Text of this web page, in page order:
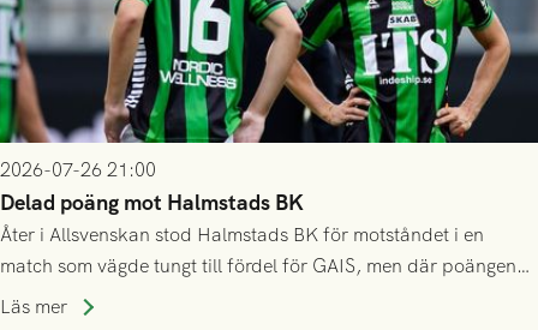
2026-07-26 21:00
Delad poäng mot Halmstads BK
Åter i Allsvenskan stod Halmstads BK för motståndet i en
match som vägde tungt till fördel för GAIS, men där poängen
delades efter dramatik på tilläggstid.
Läs mer